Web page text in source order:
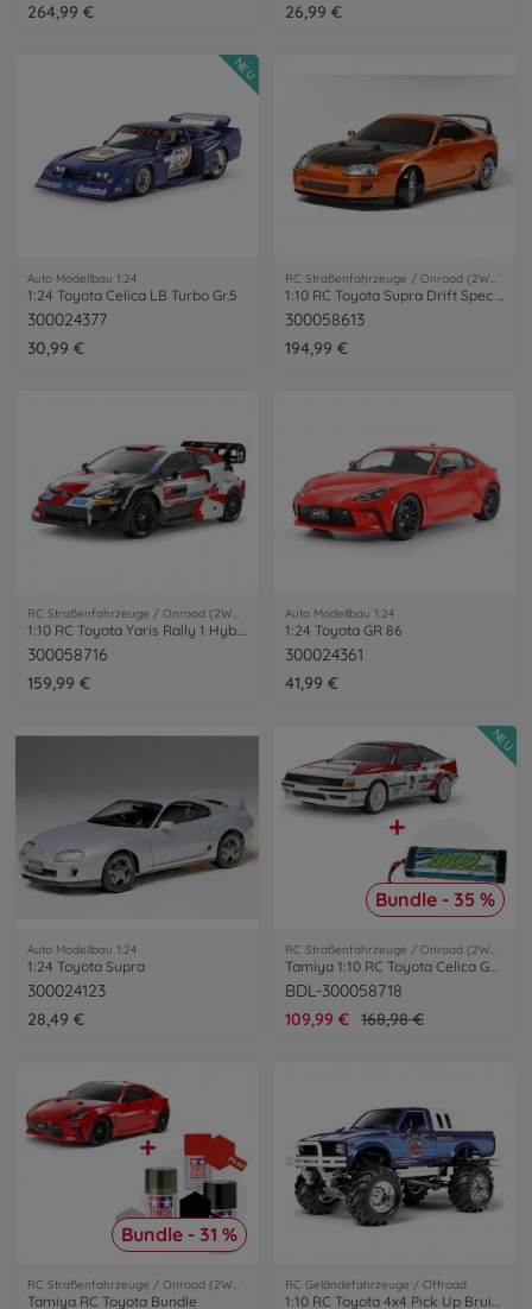
264,99 €
26,99 €
Auto Modellbau 1:24
1:24 Toyota Celica LB Turbo Gr.5
300024377
30,99 €
NEU
RC Straßenfahrzeuge / Onroad (2WD/4WD)
300058613
194,99 €
RC Straßenfahrzeuge / Onroad (2WD/4WD)
1:10 RC Toyota Yaris Rally 1 Hyb. TT-02
300058716
159,99 €
Auto Modellbau 1:24
1:24 Toyota GR 86
300024361
41,99 €
Auto Modellbau 1:24
1:24 Toyota Supra
300024123
28,49 €
Bundle - 35 %
RC Straßenfahrzeuge / Onroad (2WD/4WD)
BDL-300058718
109,99 € 168,98 €
NEU
Bundle - 31 %
RC Straßenfahrzeuge / Onroad (2WD/4WD)
Tamiya RC Toyota Bundle
RC Geländefahrzeuge / Offroad
1:10 RC Toyota 4x4 Pick Up Bruiser 2012